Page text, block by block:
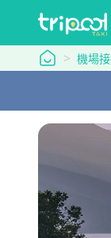
tripool 旅步
機場